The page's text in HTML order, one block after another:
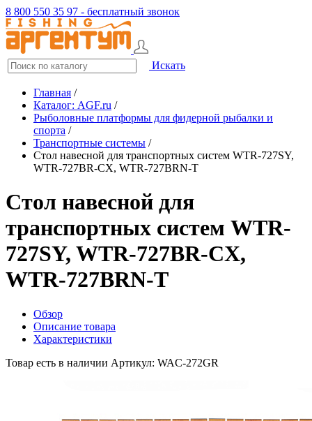
8 800 550 35 97 - бесплатный звонок
Искать
Главная /
Каталог: AGF.ru /
Рыболовные платформы для фидерной рыбалки и
спорта /
Транспортные системы /
Стол навесной для транспортных систем WTR-727SY,
WTR-727BR-CX, WTR-727BRN-T
Стол навесной для
транспортных систем WTR-
727SY, WTR-727BR-CX,
WTR-727BRN-T
Обзор
Описание товара
Характеристики
Товар есть в наличии Артикул: WAC-272GR